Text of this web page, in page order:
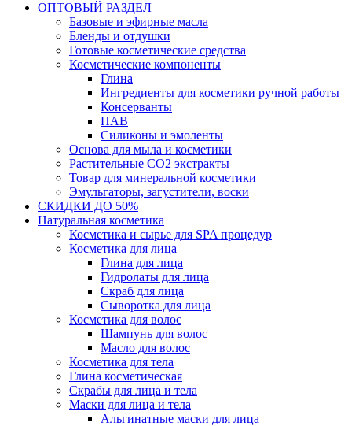
ОПТОВЫЙ РАЗДЕЛ
Базовые и эфирные масла
Бленды и отдушки
Готовые косметические средства
Косметические компоненты
Глина
Ингредиенты для косметики ручной работы
Консерванты
ПАВ
Силиконы и эмоленты
Основа для мыла и косметики
Растительные СО2 экстракты
Товар для минеральной косметики
Эмульгаторы, загустители, воски
СКИДКИ ДО 50%
Натуральная косметика
Косметика и сырье для SPA процедур
Косметика для лица
Глина для лица
Гидролаты для лица
Скраб для лица
Сыворотка для лица
Косметика для волос
Шампунь для волос
Масло для волос
Косметика для тела
Глина косметическая
Скрабы для лица и тела
Маски для лица и тела
Альгинатные маски для лица